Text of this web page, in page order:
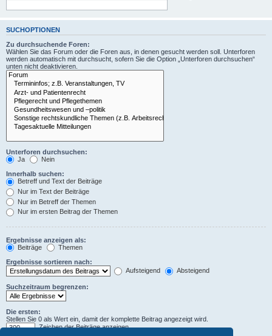
SUCHOPTIONEN
Zu durchsuchende Foren:
Wählen Sie das Forum oder die Foren aus, in denen gesucht werden soll. Unterforen
werden automatisch mit durchsucht, sofern Sie die Option „Unterforen durchsuchen“
unten nicht deaktivieren.
Unterforen durchsuchen:
Ja
Nein
Innerhalb suchen:
Betreff und Text der Beiträge
Nur im Text der Beiträge
Nur im Betreff der Themen
Nur im ersten Beitrag der Themen
Ergebnisse anzeigen als:
Beiträge
Themen
Ergebnisse sortieren nach:
Aufsteigend
Absteigend
Suchzeitraum begrenzen:
Die ersten:
Stellen Sie 0 als Wert ein, damit der komplette Beitrag angezeigt wird.
Zeichen der Beiträge anzeigen